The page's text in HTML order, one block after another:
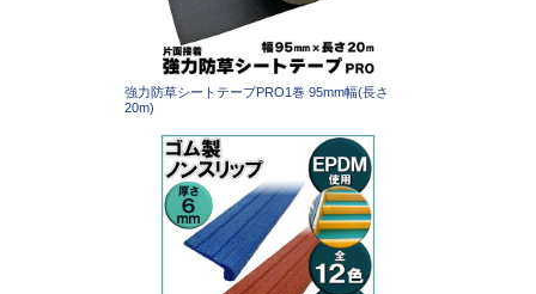
強力防草シートテープPRO1巻 95mm幅(長さ
20m)